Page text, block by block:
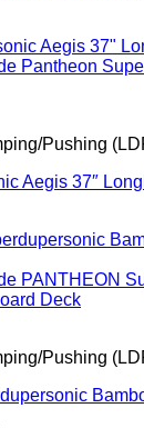
Pushing
Aegis 37″
Pushing